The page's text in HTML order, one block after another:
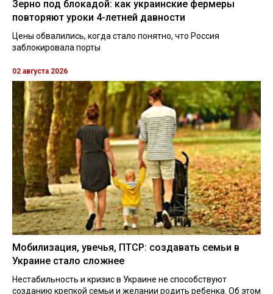
Зерно под блокадой: как украинские фермеры
повторяют уроки 4-летней давности
Цены обвалились, когда стало понятно, что Россия
заблокировала порты
02 августа 2026
Мобилизация, увечья, ПТСР: создавать семьи в
Украине стало сложнее
Нестабильность и кризис в Украине не способствуют
созданию крепкой семьи и желании родить ребенка. Об этом